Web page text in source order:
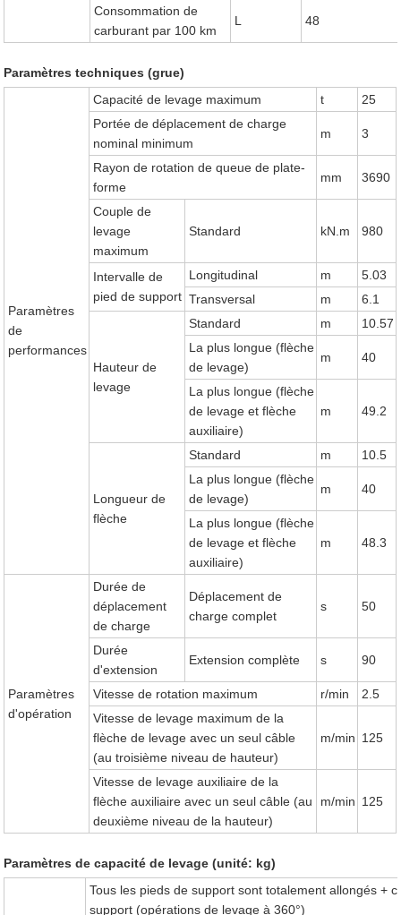
Consommation de
carburant par 100 km
L 48
Paramètres techniques (grue)
Paramètres
de
performances
Capacité de levage maximum t
25
Portée de déplacement de charge
nominal minimum
m 3
Rayon de rotation de queue de plate-
forme
mm 3690
Couple de
levage
maximum
Standard kN.m 980
Intervalle de
pied de support
Longitudinal m
5.03
Transversal
m 6.1
Hauteur de
levage
Standard m
10.57
La plus longue (flèche
de levage)
m 40
La plus longue (flèche
de levage et flèche
auxiliaire)
m 49.2
Longueur de
flèche
Standard m
10.5
La plus longue (flèche
de levage)
m 40
La plus longue (flèche
de levage et flèche
auxiliaire)
m 48.3
Paramètres
d'opération
Durée de
déplacement
de charge
Déplacement de
charge complet
s 50
Durée
d'extension
Extension complète s 90
Vitesse de rotation maximum r/min
2.5
Vitesse de levage maximum de la
flèche de levage avec un seul câble
(au troisième niveau de hauteur)
m/min 125
Vitesse de levage auxiliaire de la
flèche auxiliaire avec un seul câble (au
deuxième niveau de la hauteur)
m/min 125
Paramètres de capacité de levage (unité: kg)
Tous les pieds de support sont totalement allongés +
support (opérations de levage à 360°)